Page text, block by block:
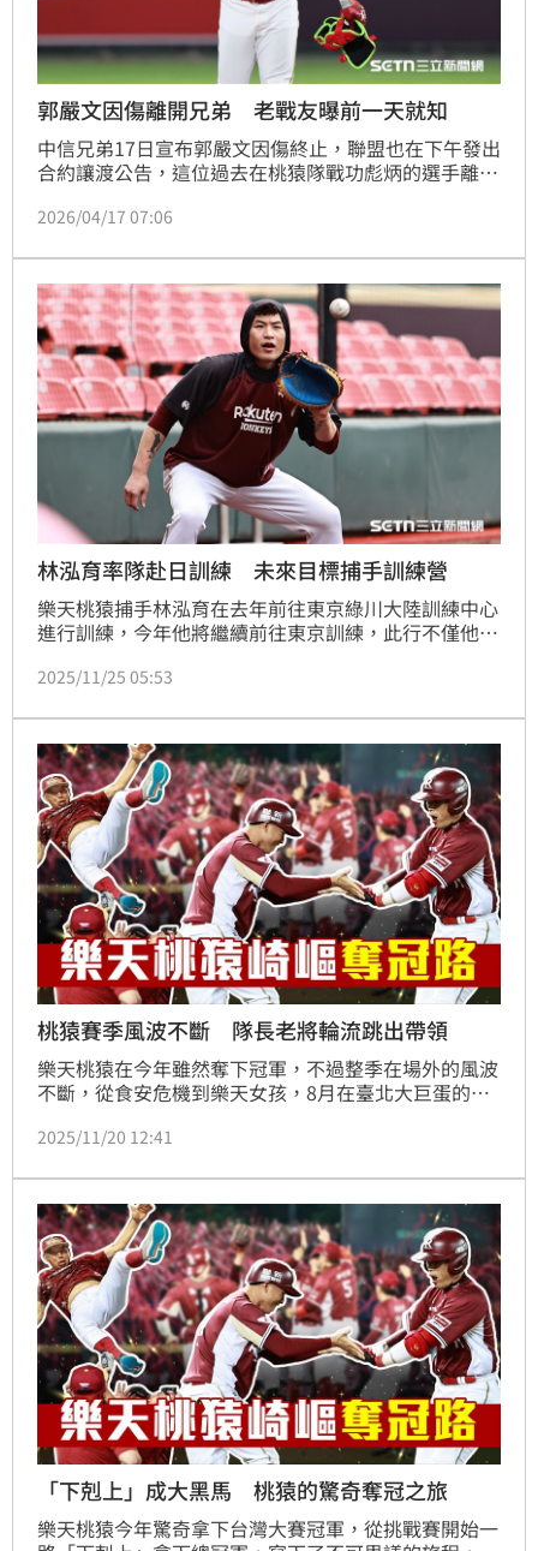
郭嚴文因傷離開兄弟 老戰友曝前一天就知
中信兄弟17日宣布郭嚴文因傷終止，聯盟也在下午發出
合約讓渡公告，這位過去在桃猿隊戰功彪炳的選手離開
前者表示可惜也期盼他或許可以再回到球場，後者則是
2026/04/17 07:06
林泓育率隊赴日訓練 未來目標捕手訓練營
樂天桃猿捕手林泓育在去年前往東京綠川大陸訓練中心
進行訓練，今年他將繼續前往東京訓練，此行不僅他一
練涂壯勳和2位捕手陳致嘉、陳世嘉。
2025/11/25 05:53
桃猿賽季風波不斷 隊長老將輪流跳出帶領
樂天桃猿在今年雖然奪下冠軍，不過整季在場外的風波
不斷，從食安危機到樂天女孩，8月在臺北大巨蛋的賽
學校借用，對此在季中精神領袖林泓育更是向球迷喊
2025/11/20 12:41
「下剋上」成大黑馬 桃猿的驚奇奪冠之旅
樂天桃猿今年驚奇拿下台灣大賽冠軍，從挑戰賽開始一